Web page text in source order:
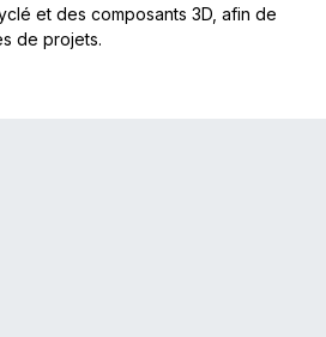
et des composants 3D, afin de
de projets.